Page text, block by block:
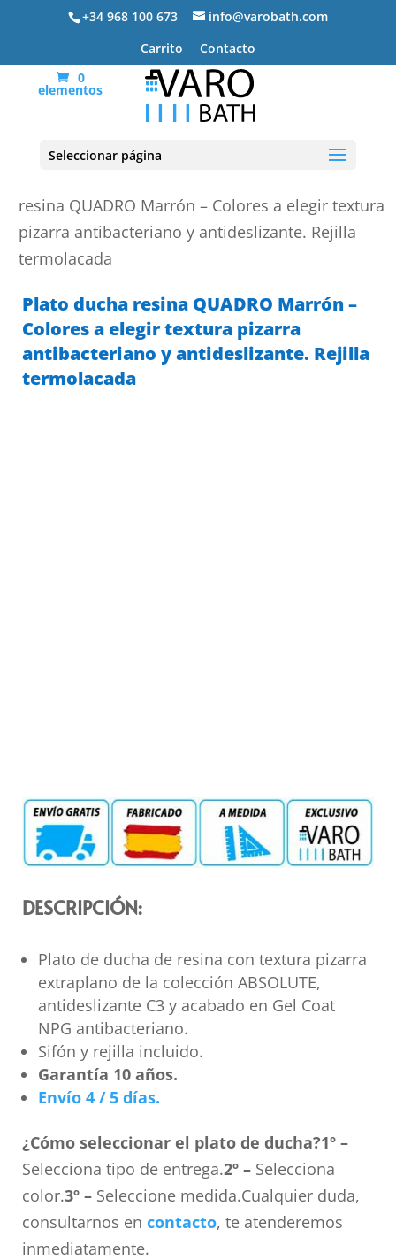
+34 968 100 673
info@varobath.com
Carrito
Contacto
0
elementos
Seleccionar página
resina QUADRO Marrón – Colores a elegir textura
pizarra antibacteriano y antideslizante. Rejilla
termolacada
Plato ducha resina QUADRO Marrón –
Colores a elegir textura pizarra
antibacteriano y antideslizante. Rejilla
termolacada
DESCRIPCIÓN:
Plato de ducha de resina con textura pizarra
extraplano de la colección ABSOLUTE,
antideslizante C3 y acabado en Gel Coat
NPG antibacteriano.
Sifón y rejilla incluido.
Garantía 10 años.
Envío 4 / 5 días.
¿Cómo seleccionar el plato de ducha?1º –
Selecciona tipo de entrega.2º –Selecciona
color.3º –Seleccione medida.Cualquier duda,
consultarnos en contacto, te atenderemos
inmediatamente.